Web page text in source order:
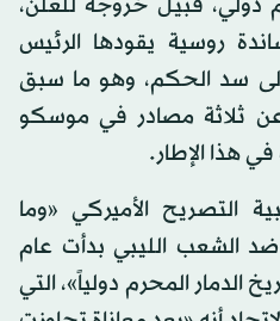
روسية يقودها الرئيس
إلى سد الحكم، وهو ما سبق
عن ثلاثة مصادر في موسكو
هذا الإطار.
التصريح الأميركي «وما
الشعب الليبي بدأت عام
الدمار المحرم دولياً»، التي